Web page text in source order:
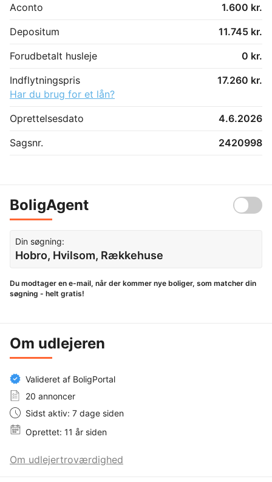
Aconto
1.600 kr.
Depositum
11.745 kr.
Forudbetalt husleje
0 kr.
Indflytningspris
17.260 kr.
Har du brug for et lån?
Oprettelsesdato
4.6.2026
Sagsnr.
2420998
BoligAgent
Din søgning:
Hobro, Hvilsom, Rækkehuse
Du modtager en e-mail, når der kommer nye boliger, som matcher din
søgning - helt gratis!
Om udlejeren
Valideret af BoligPortal
20 annoncer
Sidst aktiv: 7 dage siden
Oprettet: 11 år siden
Om udlejertroværdighed